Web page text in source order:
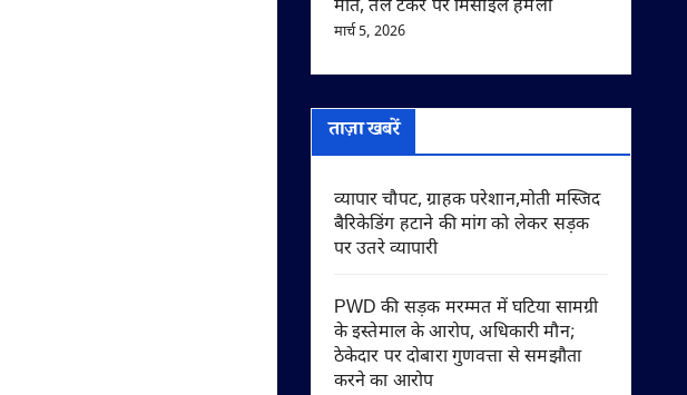
मौत, तेल टैंकर पर मिसाइल हमला
मार्च 5, 2026
ताज़ा खबरें
व्यापार चौपट, ग्राहक परेशान,मोती मस्जिद
बैरिकेडिंग हटाने की मांग को लेकर सड़क
पर उतरे व्यापारी
PWD की सड़क मरम्मत में घटिया सामग्री
के इस्तेमाल के आरोप, अधिकारी मौन;
ठेकेदार पर दोबारा गुणवत्ता से समझौता
करने का आरोप